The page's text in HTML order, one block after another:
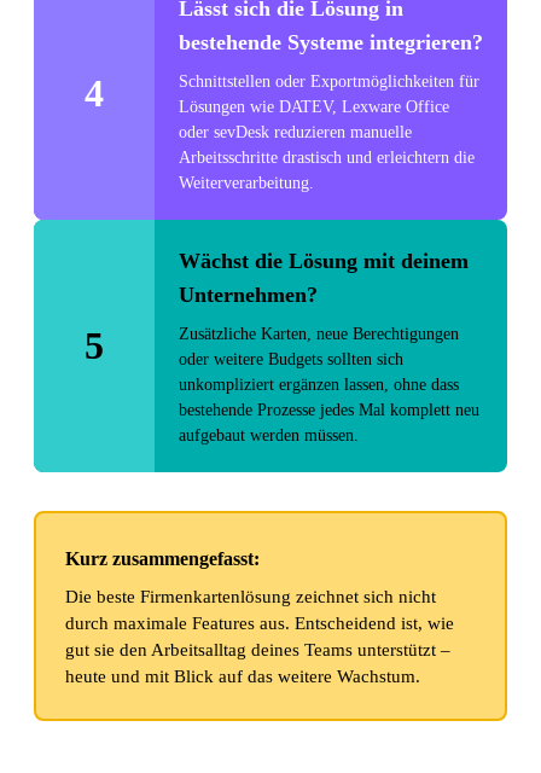
4
Lässt sich die Lösung in
bestehende Systeme integrieren?
Schnittstellen oder Exportmöglichkeiten für
Lösungen wie DATEV, Lexware Office
oder sevDesk reduzieren manuelle
Arbeitsschritte drastisch und erleichtern die
Weiterverarbeitung.
5
Wächst die Lösung mit deinem
Unternehmen?
Zusätzliche Karten, neue Berechtigungen
oder weitere Budgets sollten sich
unkompliziert ergänzen lassen, ohne dass
bestehende Prozesse jedes Mal komplett neu
aufgebaut werden müssen.
Kurz zusammengefasst:
Die beste Firmenkartenlösung zeichnet sich nicht
durch maximale Features aus. Entscheidend ist, wie
gut sie den Arbeitsalltag deines Teams unterstützt –
heute und mit Blick auf das weitere Wachstum.